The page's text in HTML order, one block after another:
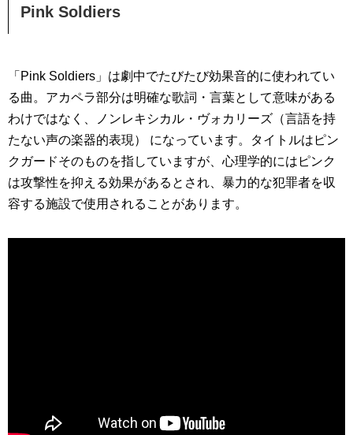
Pink Soldiers
「Pink Soldiers」は劇中でたびたび効果音的に使われてい
る曲。アカペラ部分は明確な歌詞・言葉として意味がある
わけではなく、ノンレキシカル・ヴォカリーズ（言語を持
たない声の楽器的表現） になっています。タイトルはピン
クガードそのものを指していますが、心理学的にはピンク
は攻撃性を抑える効果があるとされ、暴力的な犯罪者を収
容する施設で使用されることがあります。